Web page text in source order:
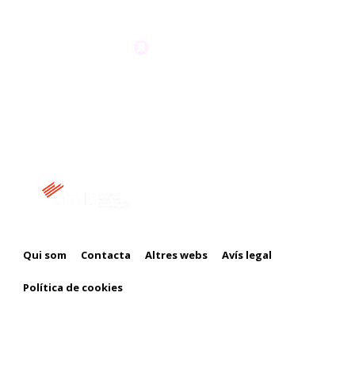
Qui som Contacta Altres webs Avís legal
Política de cookies